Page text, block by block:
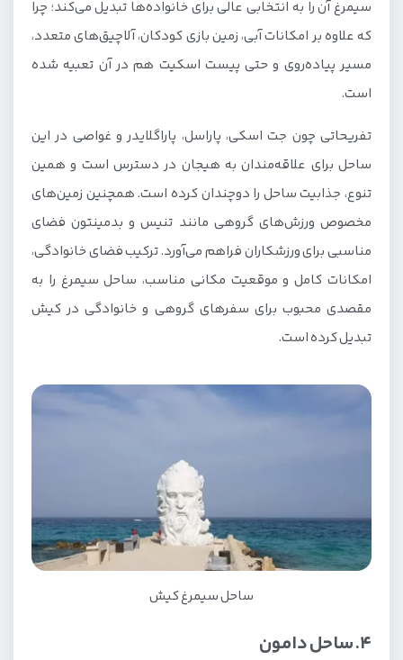
سیمرغ آن را به انتخابی عالی برای خانواده‌ها تبدیل می‌کند؛ چرا
که علاوه بر امکانات آبی، زمین بازی کودکان، آلاچیق‌های متعدد،
مسیر پیاده‌روی و حتی پیست اسکیت هم در آن تعبیه شده
است.
تفریحاتی چون جت اسکی، پاراسل، پاراگلایدر و غواصی در این
ساحل برای علاقه‌مندان به هیجان در دسترس است و همین
تنوع، جذابیت ساحل را دوچندان کرده است. همچنین زمین‌های
مخصوص ورزش‌های گروهی مانند تنیس و بدمینتون فضای
مناسبی برای ورزشکاران فراهم می‌آورد. ترکیب فضای خانوادگی،
امکانات کامل و موقعیت مکانی مناسب، ساحل سیمرغ را به
مقصدی محبوب برای سفرهای گروهی و خانوادگی در کیش
تبدیل کرده است.
ساحل سیمرغ کیش
4. ساحل دامون